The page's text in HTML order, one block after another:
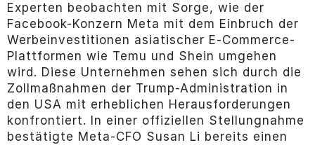
Experten beobachten mit Sorge, wie der
Facebook-Konzern Meta mit dem Einbruch der
Werbeinvestitionen asiatischer E-Commerce-
Plattformen wie Temu und Shein umgehen
wird. Diese Unternehmen sehen sich durch die
Zollmaßnahmen der Trump-Administration in
den USA mit erheblichen Herausforderungen
konfrontiert. In einer offiziellen Stellungnahme
bestätigte Meta-CFO Susan Li bereits einen